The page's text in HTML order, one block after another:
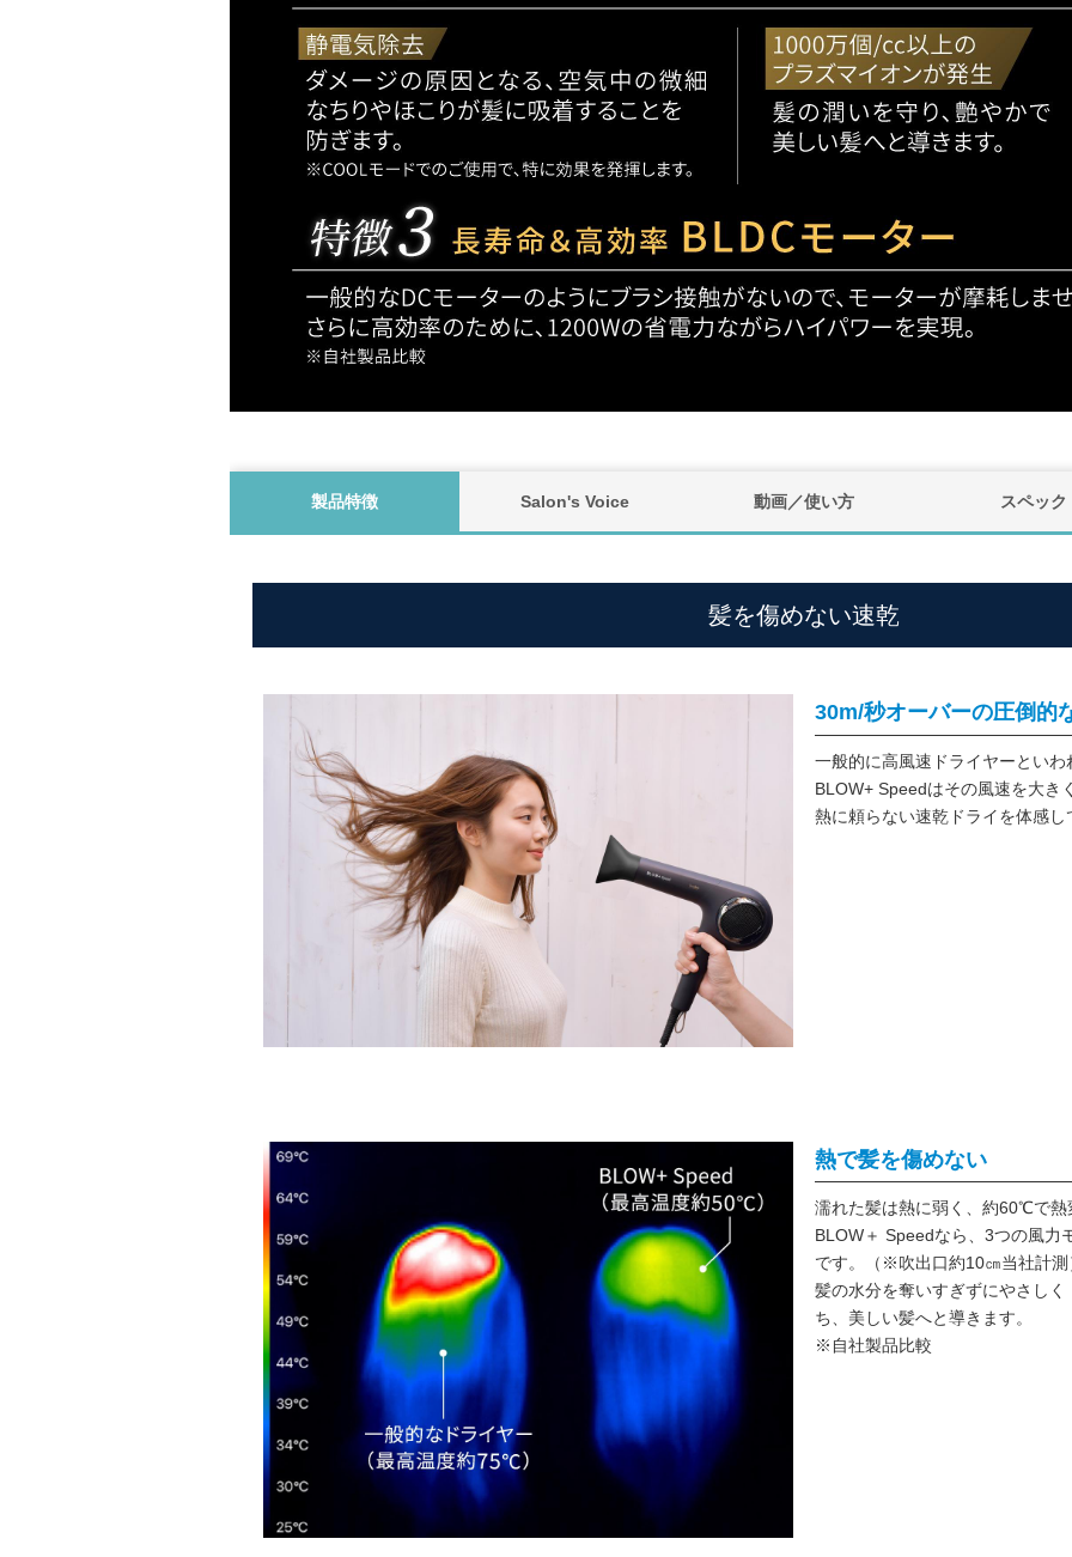
製品特徴 Salon's Voice 動画／使い方 スペック
髪を傷めない速乾
30m/秒オーバーの圧倒的
一般的に高風速ドライヤーとい
BLOW+ Speedはその風速を大き
熱に頼らない速乾ドライを体感し
熱で髪を傷めない
濡れた髪は熱に弱く、約60℃で熱
BLOW＋ Speedなら、3つの風
です。
（ ※吹出口約10㎝当社計測
髪の水分を奪いすぎずにやさし
ち、美しい髪へと導きます。
※自社製品比較